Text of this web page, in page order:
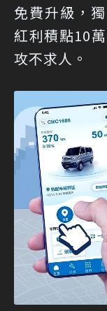
免費升級，
紅利積點10
攻不求人。